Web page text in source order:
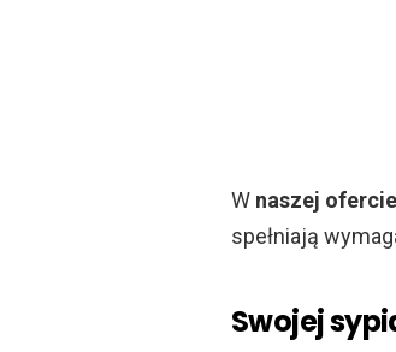
W naszej ofercie
spełniają
Swojej